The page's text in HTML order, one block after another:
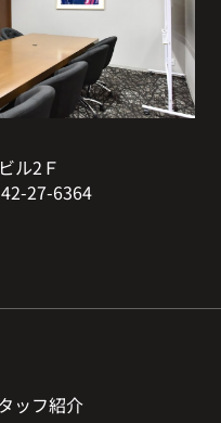
ル2Ｆ
27-6364
ッフ紹介